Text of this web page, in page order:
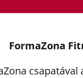
FormaZona